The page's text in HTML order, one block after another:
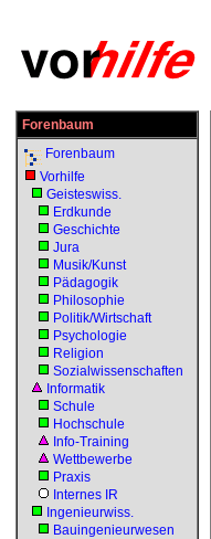
Forenbaum
Forenbaum
Vorhilfe
Geisteswiss.
Erdkunde
Geschichte
Jura
Musik/Kunst
Pädagogik
Philosophie
Politik/Wirtschaft
Psychologie
Religion
Sozialwissenschaften
Informatik
Schule
Hochschule
Info-Training
Wettbewerbe
Praxis
Internes IR
Ingenieurwiss.
Bauingenieurwesen